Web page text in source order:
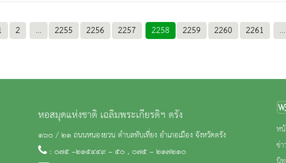
2 ... 2255 2256 2257 2258 2259 2260 2261 ...
หอสมุดแห่งชาติ เฉลิมพระเกียรติฯ ตรัง
๑๖๐ / ๒๑ ถนนหนองยวน ตำบลทับเที่ยง อำเภอเมือง จังหวัดตรัง
: ๐๗๕ –๒๑๕๔๔๙ – ๕๐ , ๐๗๕ – ๒๑๗๒๑๐
ห
ข่